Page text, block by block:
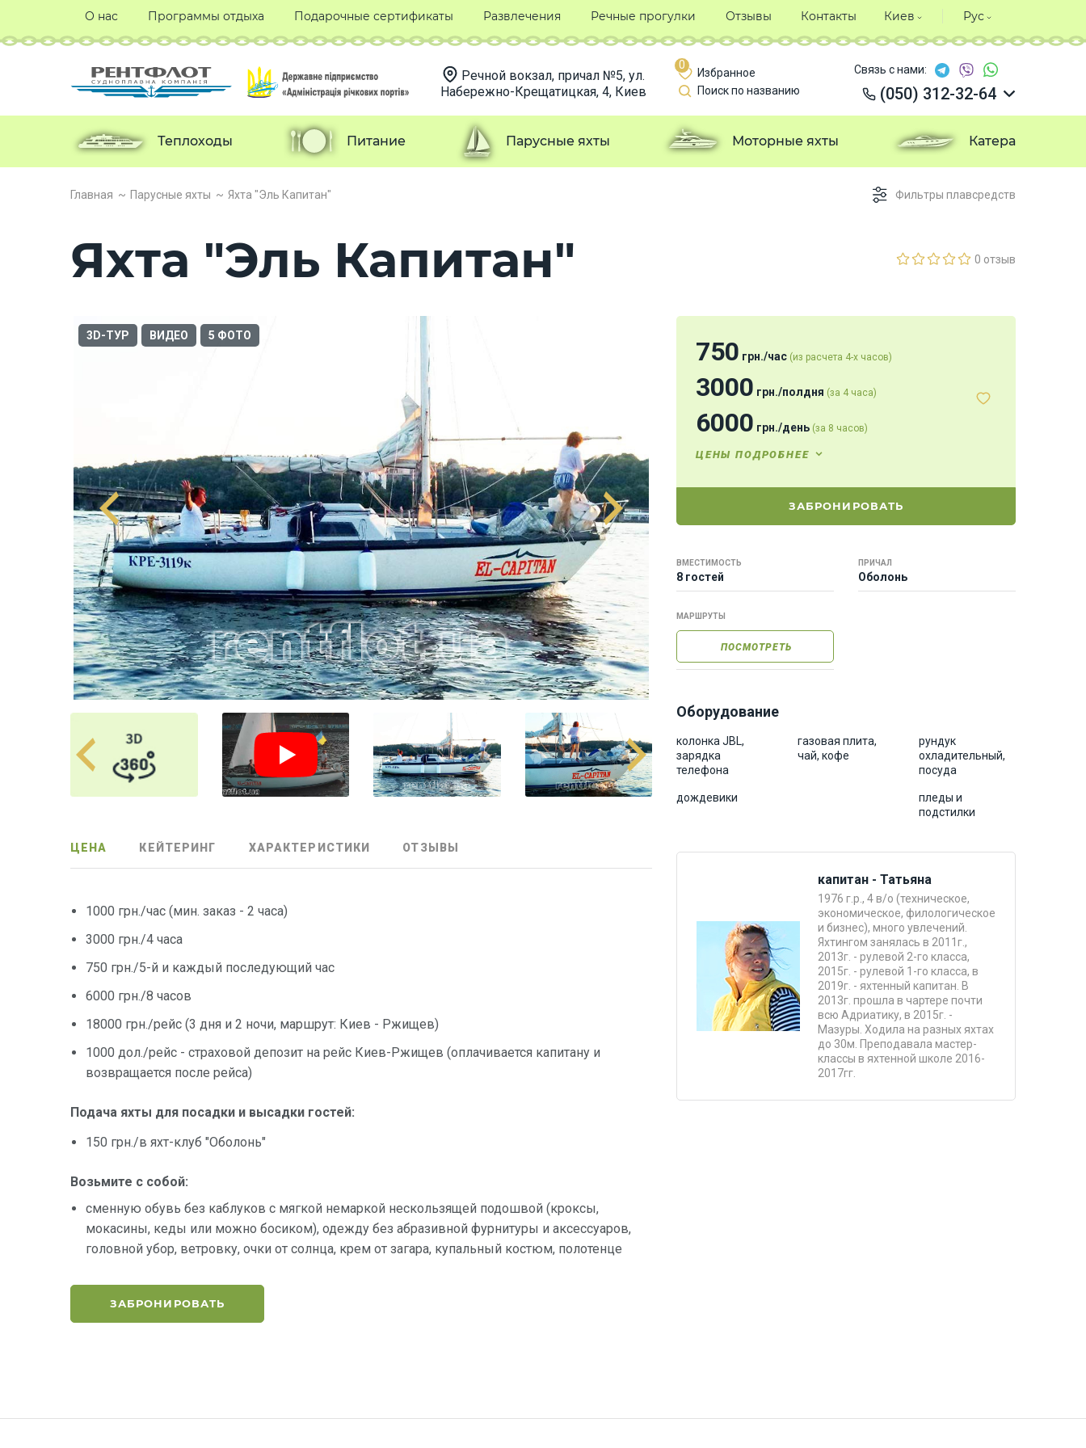
Главная Парусные яхты Яхта "Эль Капитан" Фильтры плавсредств
0 отзыв
Яхта "Эль Капитан"
3D-ТУР ВИДЕО 5 ФОТО
750 грн./час (из расчета 4-х часов)
3000 грн./полдня (за 4 часа)
6000 грн./день (за 8 часов)
ЦЕНЫ ПОДРОБНЕЕ
ЗАБРОНИРОВАТЬ
ВМЕСТИМОСТЬ
8 гостей
ПРИЧАЛ
Оболонь
МАРШРУТЫ
ПОСМОТРЕТЬ
Оборудование
колонка JBL,
зарядка
телефона
газовая плита,
чай, кофе
рундук
охладительный,
посуда
дождевики
пледы и
подстилки
капитан - Татьяна
1976 г.р., 4 в/о (техническое,
экономическое, филологическое
и бизнес), много увлечений.
Яхтингом занялась в 2011г.,
2013г. - рулевой 2-го класса,
2015г. - рулевой 1-го класса, в
2019г. - яхтенный капитан. В
2013г. прошла в чартере почти
всю Адриатику, в 2015г. -
Мазуры. Ходила на разных яхтах
до 30м. Преподавала мастер-
классы в яхтенной школе 2016-
2017гг.
ЦЕНА КЕЙТЕРИНГ ХАРАКТЕРИСТИКИ ОТЗЫВЫ
1000 грн./час (мин. заказ - 2 часа)
3000 грн./4 часа
750 грн./5-й и каждый последующий час
6000 грн./8 часов
18000 грн./рейс (3 дня и 2 ночи, маршрут: Киев - Ржищев)
1000 дол./рейс - страховой депозит на рейс Киев-Ржищев (оплачивается капитану и
возвращается после рейса)
Подача яхты для посадки и высадки гостей:
150 грн./в яхт-клуб "Оболонь"
Возьмите с собой:
сменную обувь без каблуков с мягкой немаркой нескользящей подошвой (кроксы,
мокасины, кеды или можно босиком), одежду без абразивной фурнитуры и аксессуаров,
головной убор, ветровку, очки от солнца, крем от загара, купальный костюм, полотенце
ЗАБРОНИРОВАТЬ
О нас Программы отдыха Подарочные сертификаты Развлечения Речные прогулки Отзывы Контакты Киев Рус
Речной вокзал, причал №5, ул.
Набережно-Крещатицкая, 4, Киев
0
Избранное
Поиск по названию
Связь с нами:
(050) 312-32-64
(050) 312-32-64
(050) 312-32-64
(050) 312-32-64
Теплоходы Питание Парусные яхты Моторные яхты Катера